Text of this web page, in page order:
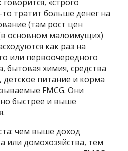
тратит больше денег на
(там рост цен
основном малоимущих)
как раз на
или первоочередного
бытовая химия, средства
детское питание и корма
FMCG. Они
быстрее и выше
чем выше доход
или домохозяйства, тем